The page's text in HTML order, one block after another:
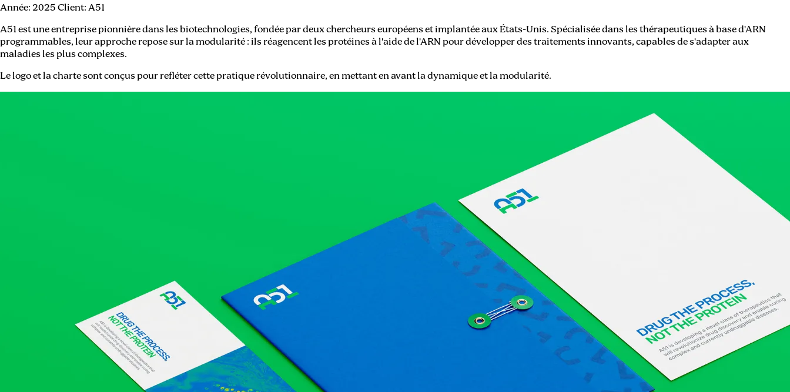
Année: 2025Client:A51
A51 est une entreprise pionnière dans les biotechnologies, fondée par deux chercheurs européens et implantée aux États-Unis. Spécialisée dans les thérapeutiques à base d'ARN
programmables, leur approche repose sur la modularité : ils réagencent les protéines à l'aide de l'ARN pour développer des traitements innovants, capables de s'adapter aux
maladies les plus complexes.
Le logo et la charte sont conçus pour refléter cette pratique révolutionnaire, en mettant en avant la dynamique et la modularité.